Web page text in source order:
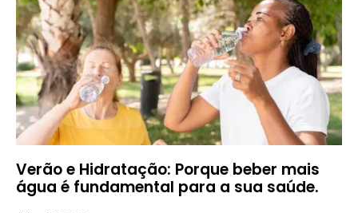
Verão e Hidratação: Porque beber mais
água é fundamental para a sua saúde.